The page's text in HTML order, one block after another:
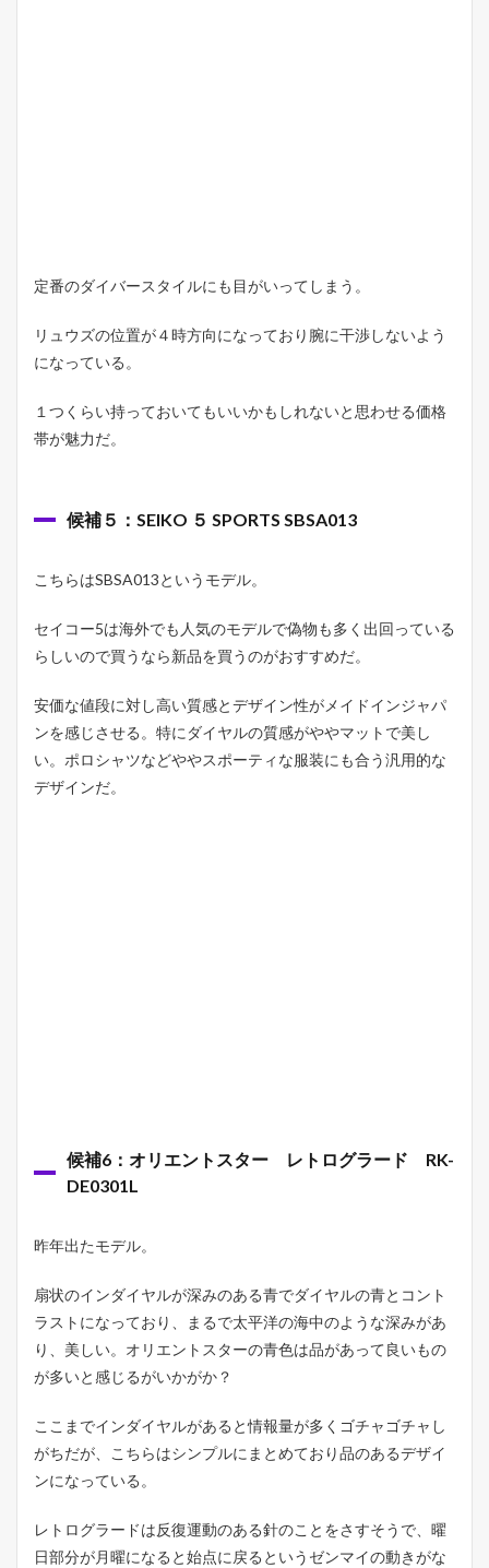
定番のダイバースタイルにも目がいってしまう。
リュウズの位置が４時方向になっており腕に干渉しないよう
になっている。
１つくらい持っておいてもいいかもしれないと思わせる価格
帯が魅力だ。
候補５：SEIKO ５ SPORTS SBSA013
こちらはSBSA013というモデル。
セイコー5は海外でも人気のモデルで偽物も多く出回っている
らしいので買うなら新品を買うのがおすすめだ。
安価な値段に対し高い質感とデザイン性がメイドインジャパ
ンを感じさせる。特にダイヤルの質感がややマットで美し
い。ポロシャツなどややスポーティな服装にも合う汎用的な
デザインだ。
候補6：オリエントスター レトログラード RK-
DE0301L
昨年出たモデル。
扇状のインダイヤルが深みのある青でダイヤルの青とコント
ラストになっており、まるで太平洋の海中のような深みがあ
り、美しい。オリエントスターの青色は品があって良いもの
が多いと感じるがいかがか？
ここまでインダイヤルがあると情報量が多くゴチャゴチャし
がちだが、こちらはシンプルにまとめており品のあるデザイ
ンになっている。
レトログラードは反復運動のある針のことをさすそうで、曜
日部分が月曜になると始点に戻るというゼンマイの動きがな